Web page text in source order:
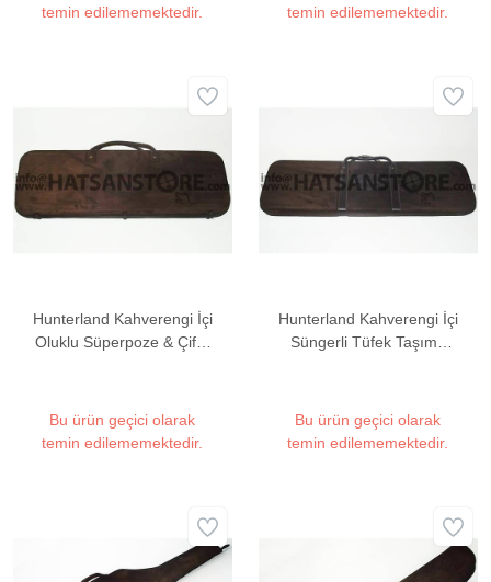
temin edilememektedir.
temin edilememektedir.
Hunterland Kahverengi İçi
Oluklu Süperpoze & Çifte
Bu ürün geçici olarak
temin edilememektedir.
Hunterland Kahverengi İçi
Süngerli Tüfek Taşıma
Bu ürün geçici olarak
temin edilememektedir.